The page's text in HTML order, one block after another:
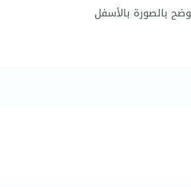
بالصورة بالأسفل